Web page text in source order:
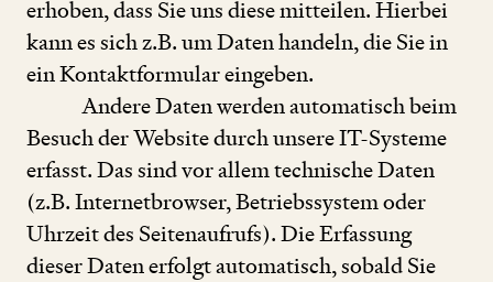
erhoben, dass Sie uns diese mitteilen. Hierbei
kann es sich z.B. um Daten handeln, die Sie in
ein Kontaktformular eingeben.
Andere Daten werden automatisch beim
Besuch der Website durch unsere IT-Systeme
erfasst. Das sind vor allem technische Daten
(z.B. Internetbrowser, Betriebssystem oder
Uhrzeit des Seitenaufrufs). Die Erfassung
dieser Daten erfolgt automatisch, sobald Sie